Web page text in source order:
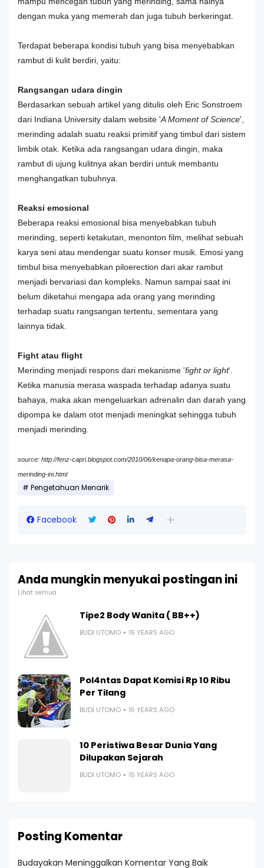
dengan muka yang memerah dan juga tubuh berkeringat.
Terdapat beberapa kondisi tubuh yang bisa menyebabkan
rambut di kulit berdiri, yaitu:
Rangsangan udara dingin
Berdasarkan sebuah artikel yang ditulis oleh Eric Sonstroem
dari Indiana University dalam website 'A Moment of Science',
merinding adalah suatu reaksi primitif yang timbul dari sistem
limbik otak. Ketika ada rangsangan udara dingin, maka
rambut di ujung kulitnya akan berdiri untuk membantu
menghangatkan tubuhnya.
Reaksi emosional
Beberapa reaksi emosional bisa menyebabkan tubuh
merinding, seperti ketakutan, menonton film, melihat sebuah
karya seni atau mendengar suatu konser musik. Emosi yang
timbul bisa menyebabkan piloerection dari akar rambut
menjadi bervariasi dan kompleks. Namun sampai saat ini
belum diketahui mengapa ada orang yang merinding
terhadap suatu rangsangan tertentu, sementara yang
lainnya tidak.
Fight atau flight
Merinding menjadi respons dari mekanisme 'fight or light'.
Ketika manusia merasa waspada terhadap adanya suatu
bahaya, maka akan mengeluarkan adrenalin dan darah yang
dipompa ke dalam otot menjadi meningkat sehingga tubuh
menjadi merinding.
source: http://fenz-capri.blogspot.com/2010/06/kenapa-orang-bisa-merasa-
merinding-ini.html
Pengetahuan Menarik
Facebook
Anda mungkin menyukai postingan ini
Lihat semua
Tipe2 Body Wanita ( BB++)
BUDI UTOMO 15 YEARS AGO
Pol4ntas Dapat Komisi Rp 10 Ribu
Per Tilang
BUDI UTOMO 15 YEARS AGO
10 Peristiwa Besar Dunia Yang
Dilupakan Sejarah
BUDI UTOMO 15 YEARS AGO
Posting Komentar
Budayakan Meninggalkan Komentar Yang Baik